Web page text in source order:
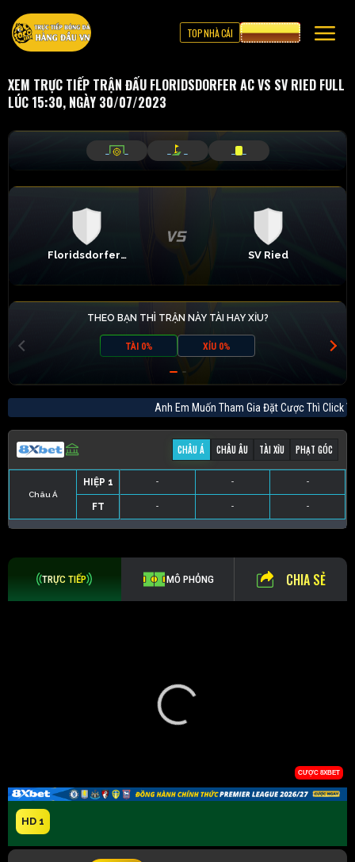
TOP NHÀ CÁI CƯỢC 8XBET
XEM TRỰC TIẾP TRẬN ĐẤU FLORIDSDORFER AC VS SV RIED FULL
LÚC 15:30, NGÀY 30/07/2023
_ _
Floridsdorfer AC SV Ried
THEO BẠN THÌ TRẬN NÀY TÀI HAY XỈU?
TÀI 0% XỈU 0%
Anh Em Muốn Tham Gia Đặt Cược
CHÂU Á CHÂU ÂU TÀI XỈU PHẠT GÓC
Châu Á
HIỆP 1
FT
- - -
- - -
FT - - -
TRỰC TIẾP MÔ PHỎNG CHIA SẺ
HD 1